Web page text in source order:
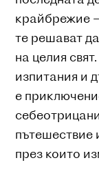
крайбрежие
те решават
на целия
изпитания и
е
пътешествие
през които